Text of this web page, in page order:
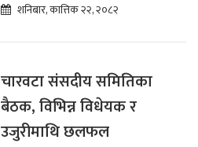
शनिबार, कात्तिक २२, २०८२
चारवटा संसदीय समितिका
बैठक, विभिन्न विधेयक र
उजुरीमाथि छलफल